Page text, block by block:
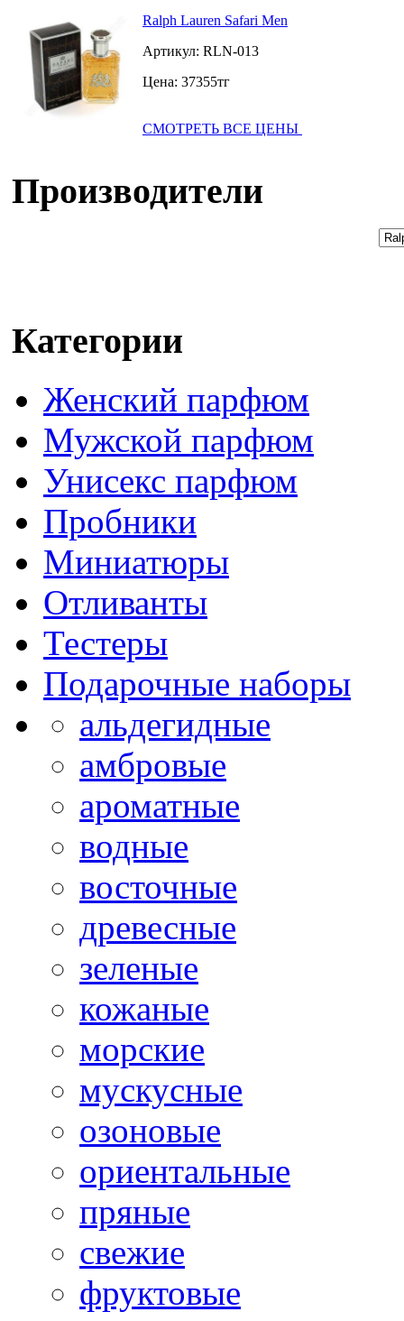
Ralph Lauren Safari Men
Артикул: RLN-013
Цена: 37355тг
СМОТРЕТЬ ВСЕ ЦЕНЫ
Производители
Категории
Женский парфюм
Мужской парфюм
Унисекс парфюм
Пробники
Миниатюры
Отливанты
Тестеры
Подарочные наборы
альдегидные
амбровые
ароматные
водные
восточные
древесные
зеленые
кожаные
морские
мускусные
озоновые
ориентальные
пряные
свежие
фруктовые